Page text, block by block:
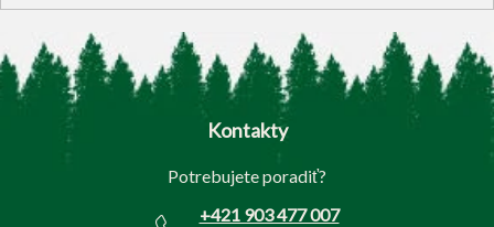
Z
Kontakty
Potrebujete poradiť?
+421 903 477 007